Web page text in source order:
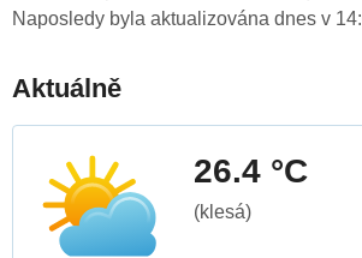
Naposledy byla aktualizována dnes v
Aktuálně
26.4 °C
(klesá)